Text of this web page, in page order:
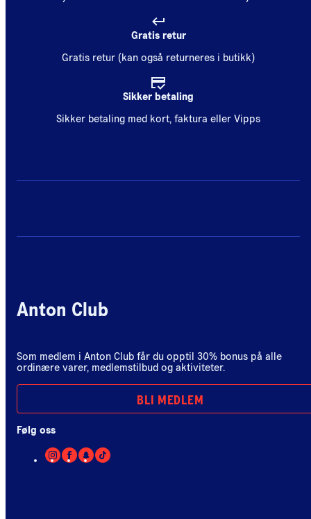
Gratis retur
Gratis retur (kan også returneres i butikk)
Sikker betaling
Sikker betaling med kort, faktura eller Vipps
Anton Club
Som medlem i Anton Club får du opptil 30% bonus på alle
ordinære varer, medlemstilbud og aktiviteter.
BLI MEDLEM
Følg oss